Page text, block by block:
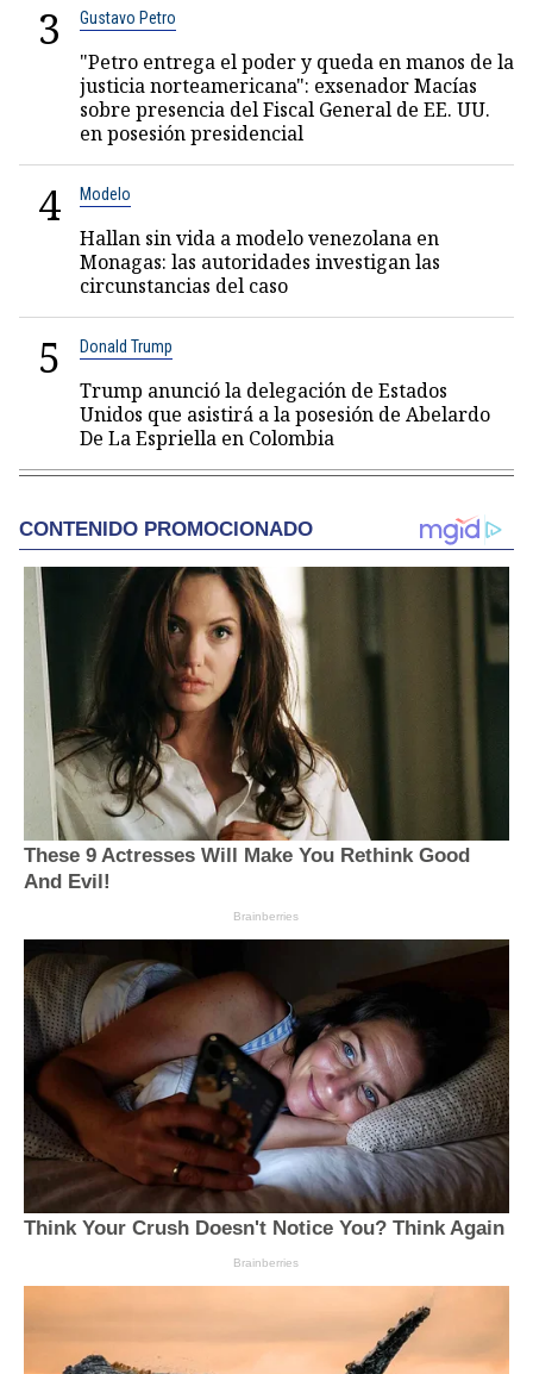
3 Gustavo Petro
"Petro entrega el poder y queda en manos de la
justicia norteamericana": exsenador Macías
sobre presencia del Fiscal General de EE. UU.
en posesión presidencial
4 Modelo
Hallan sin vida a modelo venezolana en
Monagas: las autoridades investigan las
circunstancias del caso
5 Donald Trump
Trump anunció la delegación de Estados
Unidos que asistirá a la posesión de Abelardo
De La Espriella en Colombia